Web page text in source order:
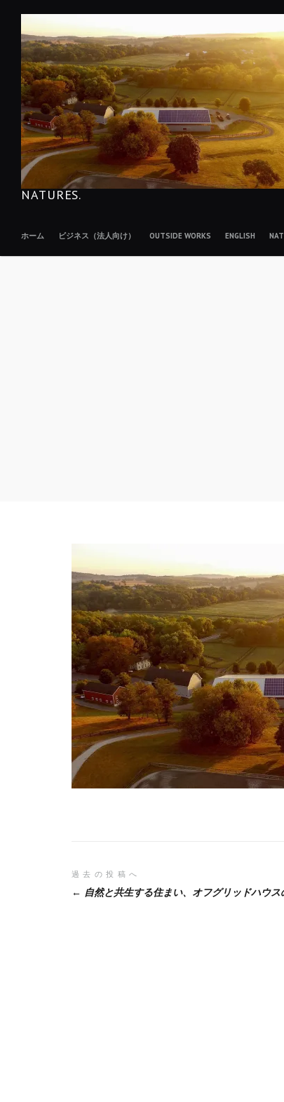
NATURES.
ホーム ビジネス（法人向け） OUTSIDE WORKS ENGLISH
投
稿
過去の投稿へ
自然と共生する住まい、オフグリッドハウス